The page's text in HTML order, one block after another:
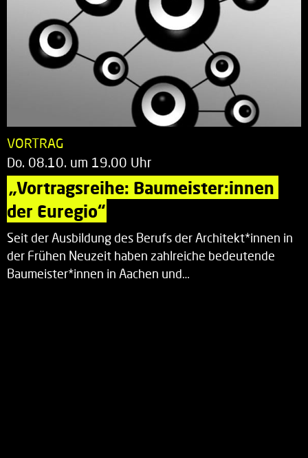
VORTRAG
Do. 08.10. um 19.00 Uhr
„Vortragsreihe: Baumeister:innen
der Euregio“
Seit der Ausbildung des Berufs der Architekt*innen in
der Frühen Neuzeit haben zahlreiche bedeutende
Baumeister*innen in Aachen und…